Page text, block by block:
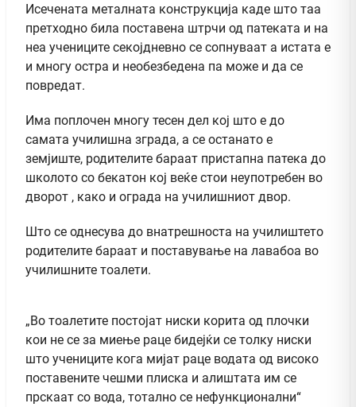
Исечената металната конструкција каде што таа
претходно била поставена штрчи од патеката и на
неа учениците секојдневно се сопнуваат а истата е
и многу остра и необезбедена па може и да се
повредат.
Има поплочен многу тесен дел кој што е до
самата училишна зграда, а се останато е
земјиште, родителите бараат пристапна патека до
школото со бекатон кој веќе стои неупотребен во
дворот , како и ограда на училишниот двор.
Што се однесува до внатрешноста на училиштето
родителите бараат и поставување на лавабоа во
училишните тоалети.
„Во тоалетите постојат ниски корита од плочки
кои не се за миење раце бидејќи се толку ниски
што учениците кога мијат раце водата од високо
поставените чешми плиска и алиштата им се
прскаат со вода, тотално се нефункционални“